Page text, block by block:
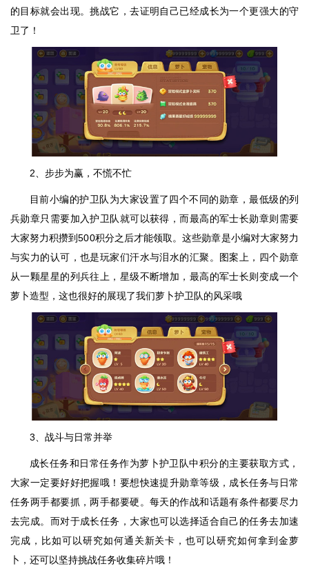
的目标就会出现。挑战它，去证明自己已经成长为一个更强大的守
卫了！
2、步步为赢，不慌不忙
目前小编的护卫队为大家设置了四个不同的勋章，最低级的列
兵勋章只需要加入护卫队就可以获得，而最高的军士长勋章则需要
大家努力积攒到500积分之后才能领取。这些勋章是小编对大家努力
与实力的认可，也是玩家们汗水与泪水的汇聚。图案上，四个勋章
从一颗星星的列兵往上，星级不断增加，最高的军士长则变成一个
萝卜造型，这也很好的展现了我们萝卜护卫队的风采哦
3、战斗与日常并举
成长任务和日常任务作为萝卜护卫队中积分的主要获取方式，
大家一定要好好把握哦！要想快速提升勋章等级，成长任务与日常
任务两手都要抓，两手都要硬。每天的作战和话题有条件都要尽力
去完成。而对于成长任务，大家也可以选择适合自己的任务去加速
完成，比如可以研究如何通关新关卡，也可以研究如何拿到金萝
卜，还可以坚持挑战任务收集碎片哦！